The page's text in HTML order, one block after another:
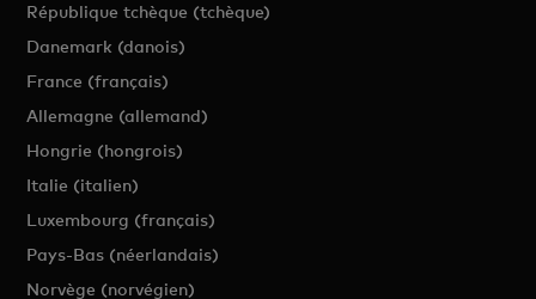
République tchèque (tchèque)
Danemark (danois)
France (français)
Allemagne (allemand)
Hongrie (hongrois)
Italie (italien)
Luxembourg (français)
Pays-Bas (néerlandais)
Norvège (norvégien)